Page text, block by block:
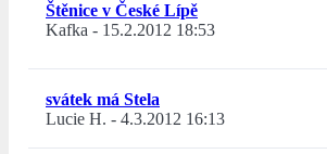
Štěnice v České Lípě
Kafka - 15.2.2012 18:53
svátek má Stela
Lucie H. - 4.3.2012 16:13